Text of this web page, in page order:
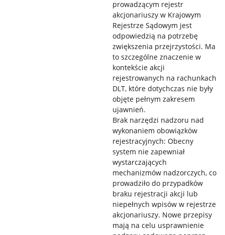
prowadzącym rejestr
akcjonariuszy w Krajowym
Rejestrze Sądowym jest
odpowiedzią na potrzebę
zwiększenia przejrzystości. Ma
to szczególne znaczenie w
kontekście akcji
rejestrowanych na rachunkach
DLT, które dotychczas nie były
objęte pełnym zakresem
ujawnień.
Brak narzędzi nadzoru nad
wykonaniem obowiązków
rejestracyjnych: Obecny
system nie zapewniał
wystarczających
mechanizmów nadzorczych, co
prowadziło do przypadków
braku rejestracji akcji lub
niepełnych wpisów w rejestrze
akcjonariuszy. Nowe przepisy
mają na celu usprawnienie